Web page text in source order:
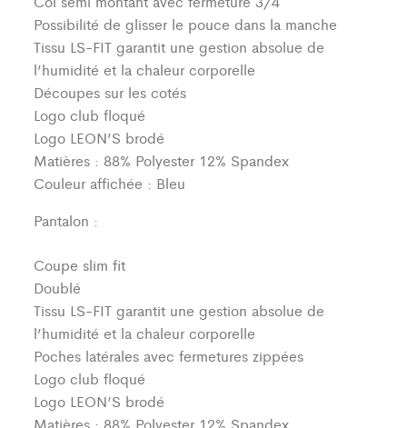
Possibilité de glisser le pouce dans la manche
Tissu LS-FIT garantit une gestion absolue de
l’humidité et la chaleur corporelle
Découpes sur les cotés
Logo club floqué
Logo LEON’S brodé
Matières : 88% Polyester 12% Spandex
Couleur affichée : Bleu
Pantalon :
Coupe slim fit
Doublé
Tissu LS-FIT garantit une gestion absolue de
l’humidité et la chaleur corporelle
Poches latérales avec fermetures zippées
Logo club floqué
Logo LEON’S brodé